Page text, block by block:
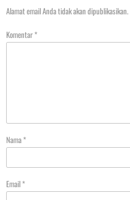
Alamat email Anda tidak akan dipublikasikan.
Komentar*
Nama*
Email*